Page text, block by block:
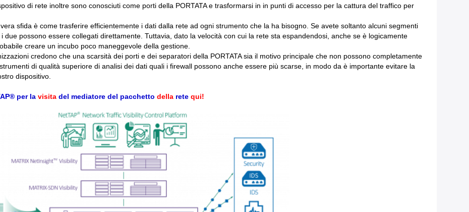
di rete inoltre sono conosciuti come porti della PORTATA e trasformarsi in in punti di accesso per la cattura del traffico per
sfida è come trasferire efficientemente i dati dalla rete ad ogni strumento che la ha bisogno. Se avete soltanto alcuni segmenti
possono essere collegati direttamente. Tuttavia, dato la velocità con cui la rete sta espandendosi, anche se è logicamente
creare un incubo poco maneggevole della gestione.
credono che una scarsità dei porti e dei separatori della PORTATA sia il motivo principale che non possono completamente
di qualità superiore di analisi dei dati quali i firewall possono anche essere più scarse, in modo da è importante evitare la
dispositivo.
per la visita del mediatore del pacchetto della rete qui!